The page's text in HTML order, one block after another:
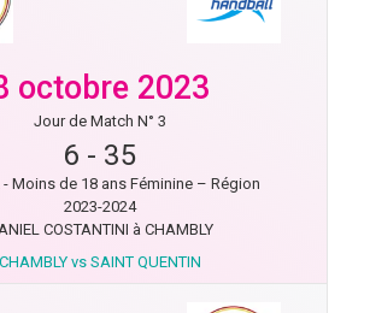
octobre 2023
Jour de Match N° 3
6 - 35
- Moins de 18 ans Féminine – Région
2023-2024
COSTANTINI à CHAMBLY
CHAMBLY vs SAINT QUENTIN